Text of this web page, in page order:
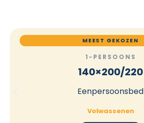
MEEST GEKOZEN
1-PERSOONS
140×200/220
Eenpersoonsbed
Volwassenen